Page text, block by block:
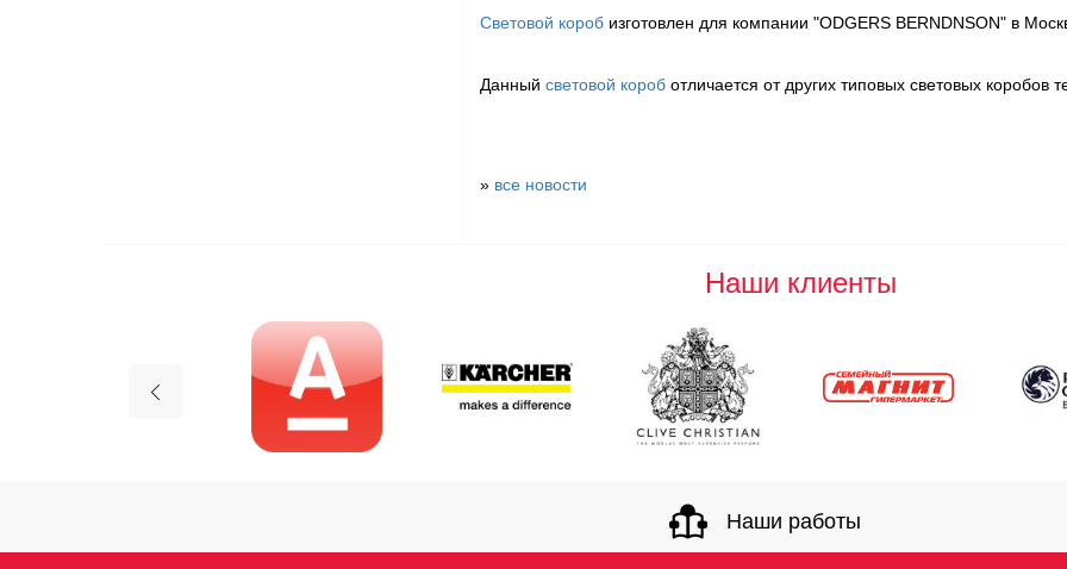
Световой короб изготовлен для компании "ODGERS BERNDNSON" в
Данный световой короб отличается от других типовых световых коробов
» все новости
Наши клиенты
Наши работы